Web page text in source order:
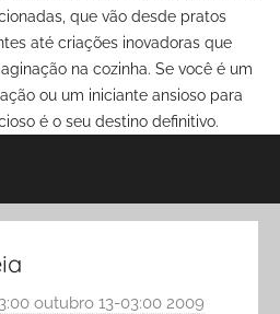
que vão desde pratos
até criações inovadoras que
na cozinha. Se você é um
ou um iniciante ansioso para
é o seu destino definitivo.
outubro 13-03:00 2009